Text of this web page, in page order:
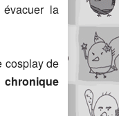
la
cosplay de